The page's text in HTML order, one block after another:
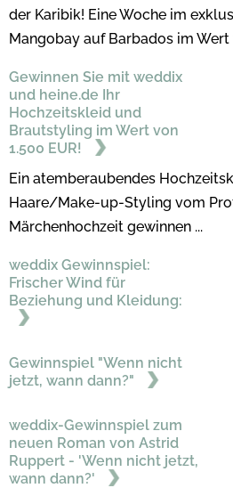
der Karibik! Eine Woche im
Mangobay auf Barbados im Wert
Gewinnen Sie mit weddix
und heine.de Ihr
Hochzeitskleid und
Brautstyling im Wert von
1.500 EUR!
Ein atemberaubendes
Haare/Make-up-Styling vom
Märchenhochzeit gewinnen ...
weddix Gewinnspiel:
Frischer Wind für
Beziehung und Kleidung:
Gewinnspiel "Wenn nicht
jetzt, wann dann?"
weddix-Gewinnspiel zum
neuen Roman von Astrid
Ruppert - 'Wenn nicht jetzt,
wann dann?'